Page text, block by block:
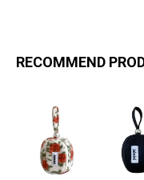
RECOMMEND